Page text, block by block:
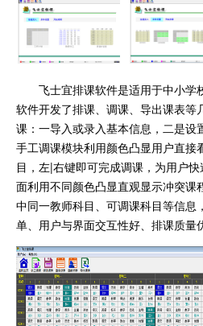
飞士宜排课软件是适用于中小学
软件开发了排课、调课、导出课表等
课：一导入或录入基本信息，二是设
手工调课模块利用颜色凸显用户直接
目，左|右键即可完成调课，为用户
面利用不同颜色凸显直观显示冲突课
中同一教师科目、可调课科目等信息
单、用户与界面交互性好、排课质量